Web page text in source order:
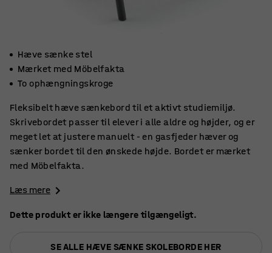
Hæve sænke stel
Mærket med Möbelfakta
To ophængningskroge
Fleksibelt hæve sænkebord til et aktivt studiemiljø.
Skrivebordet passer til elever i alle aldre og højder, og er
meget let at justere manuelt - en gasfjeder hæver og
sænker bordet til den ønskede højde. Bordet er mærket
med Möbelfakta.
Læs mere
Dette produkt er ikke længere tilgængeligt.
SE ALLE HÆVE SÆNKE SKOLEBORDE HER